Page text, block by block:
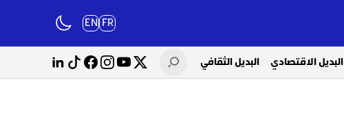
FR
EN
البديل الاقتصادي البديل الثقافي